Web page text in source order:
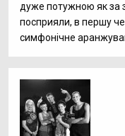
дуже потужною як за
посприяли, в першу
симфонічне